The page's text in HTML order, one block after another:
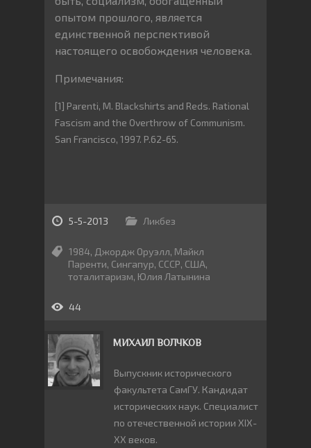
опытом прошлого, является
единственной перспективой
настоящего освобождения человека.
Примечания:
[1] Parenti, M. Blackshirts and Reds. Rational
Fascism and the Overthrow of Communism.
San Francisco, 1997. P.62-65.
5-5-2013 Ликбез
1984, Джордж Оруэлл, Майкл
Паренти, Сингапур, СССР, США,
тоталитаризм, Юлия Латынина
44
МИХАИЛ ВОЛЧКОВ
Выпускник исторического
факультета СамГУ. Кандидат
исторических наук. Специалист
по отечественной истории XIX-
XX веков.